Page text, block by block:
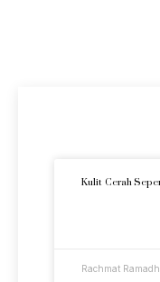
Kulit Cerah
Rachmat